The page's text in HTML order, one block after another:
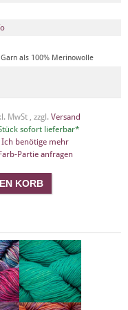
als 100% Merinowolle
MwSt , zzgl. Versand
sofort lieferbar*
Ich benötige mehr
Farb-Partie anfragen